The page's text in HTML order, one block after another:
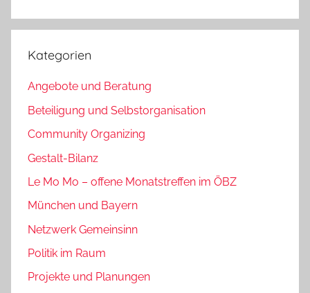
Kategorien
Angebote und Beratung
Beteiligung und Selbstorganisation
Community Organizing
Gestalt-Bilanz
Le Mo Mo – offene Monatstreffen im ÖBZ
München und Bayern
Netzwerk Gemeinsinn
Politik im Raum
Projekte und Planungen